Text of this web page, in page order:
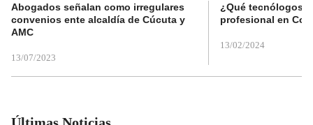
Abogados señalan como irregulares
convenios ente alcaldía de Cúcuta y
AMC
13/07/2023
¿Qué tecnólogos
profesional en
13/02/2024